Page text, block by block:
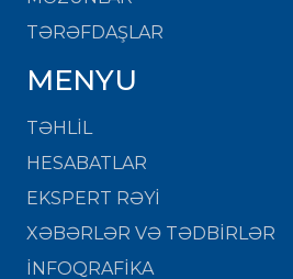
TƏRƏFDAŞLAR
MENYU
TƏHLİL
HESABATLAR
EKSPERT RƏYİ
XƏBƏRLƏR VƏ TƏDBİRLƏR
İNFOQRAFİKA